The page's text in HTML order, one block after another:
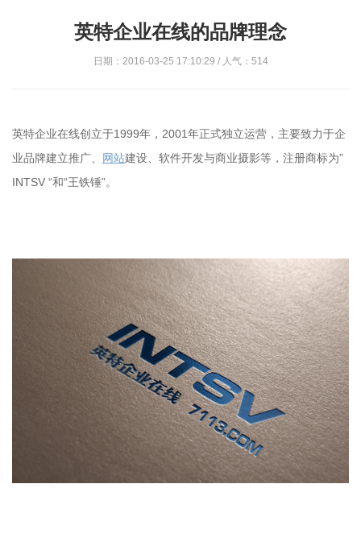
英特企业在线的品牌理念
日期：2016-03-25 17:10:29 / 人气：514
英特企业在线创立于1999年，2001年正式独立运营，主要致力于企
业品牌建立推广、
网站建设、软件开发与商业摄影等，注册商标为”
INTSV “和“王铁锤”。